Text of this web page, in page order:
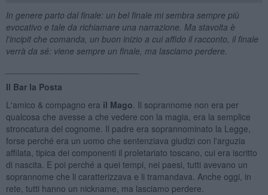
In genere parto dal finale: un bel finale mi sembra sempre più
evocativo e tale da richiamare una narrazione. Ma stavolta è
l'incipit che comanda, un buon inizio a cui affido il racconto, il finale
verrà da sé: viene sempre un finale, ma lasciamo perdere.
Il Bar la Posta
L'amico & compagno era il Mago . Il soprannome non era per
qualcosa che avesse a che vedere con la magia, era la semplice
stroncatura del cognome. Il padre era soprannominato la Legge,
forse perché era un uomo che sentenziava giudizi con l'arguzia
affilata, tipica dei componenti il proletariato toscano, cui era iscritto
di nascita. E poi perché a quei tempi, nei paesi, tutti avevano un
soprannome che li caratterizzava e li tramandava. Anche oggi, in
rete, tutti hanno un nickname, ma lasciamo perdere.